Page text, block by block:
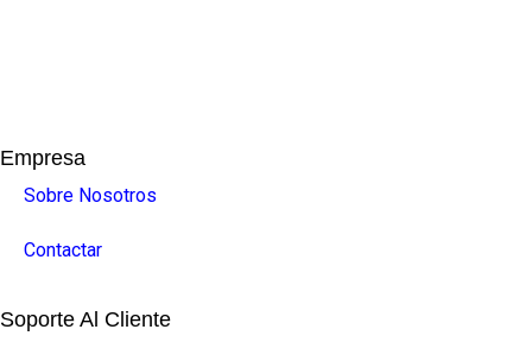
Empresa
Sobre Nosotros
Contactar
Soporte Al Cliente